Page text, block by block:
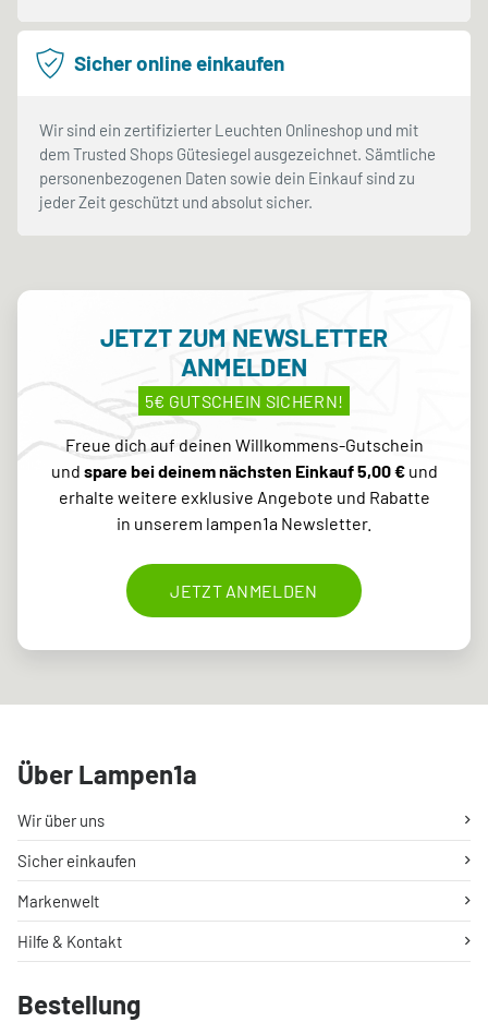
Sicher online einkaufen
Wir sind ein zertifizierter Leuchten Onlineshop und mit
dem Trusted Shops Gütesiegel ausgezeichnet. Sämtliche
personenbezogenen Daten sowie dein Einkauf sind zu
jeder Zeit geschützt und absolut sicher.
JETZT ZUM NEWSLETTER
ANMELDEN
5€ GUTSCHEIN SICHERN!
Freue dich auf deinen Willkommens-Gutschein
und spare bei deinem nächsten Einkauf 5,00 €und
erhalte weitere exklusive Angebote und Rabatte
in unserem lampen1a Newsletter.
JETZT ANMELDEN
Über Lampen1a
Wir über uns
Sicher einkaufen
Markenwelt
Hilfe & Kontakt
Bestellung